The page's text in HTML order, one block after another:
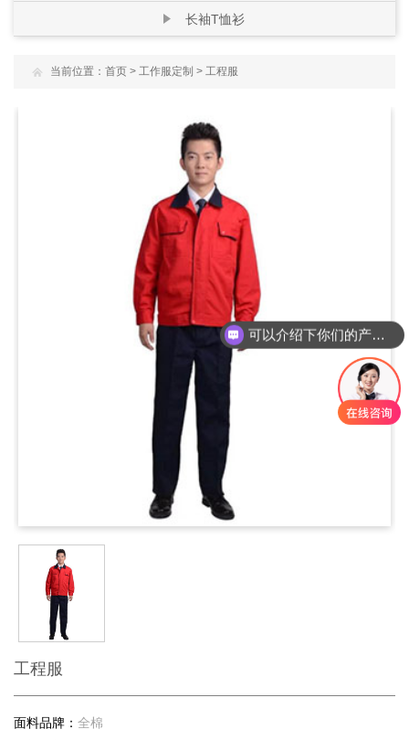
长袖T恤衫
当前位置： 首页 > 工作服定制 > 工程服
工程服
面料品牌： 全棉
可以介绍下你们的产品么？